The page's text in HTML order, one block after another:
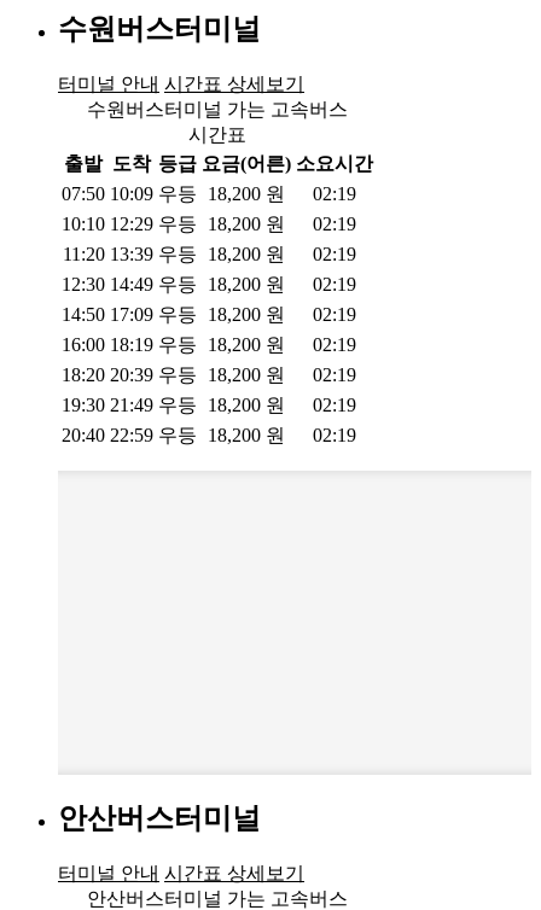
수원버스터미널
터미널 안내 시간표 상세보기
수원버스터미널 가는 고속버스
시간표
출발 도착 등급 요금(어른) 소요시간
07:50 10:09 우등 18,200 원
02:19
10:10 12:29 우등 18,200 원
02:19
11:20 13:39 우등 18,200 원
02:19
12:30 14:49 우등 18,200 원
02:19
14:50 17:09 우등 18,200 원
02:19
16:00 18:19 우등 18,200 원
02:19
18:20 20:39 우등 18,200 원
02:19
19:30 21:49 우등 18,200 원
02:19
20:40 22:59 우등 18,200 원 02:19
안산버스터미널
터미널 안내 시간표 상세보기
안산버스터미널 가는 고속버스